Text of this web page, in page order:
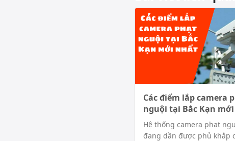
Các điểm lắp camera
nguội tại Bắc Kạn
Hệ thống camera phạt
đang dần được phủ khắp